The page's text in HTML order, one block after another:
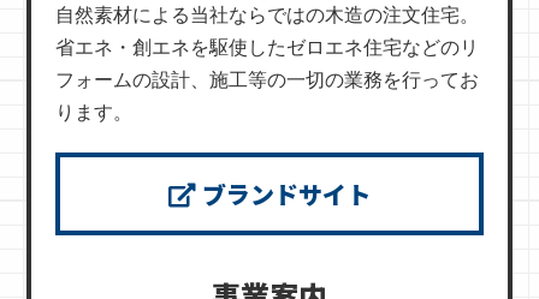
自然素材による当社ならではの木造の注文住宅。
省エネ・創エネを駆使したゼロエネ住宅などのリ
フォームの設計、施工等の一切の業務を行ってお
ります。
ブランドサイト